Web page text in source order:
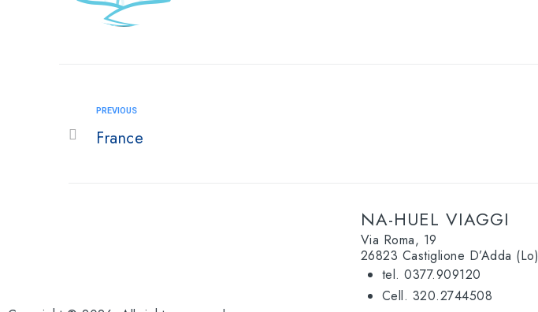
PREVIOUS
France
NA-HUEL VIAGGI
Via Roma, 19
26823 Castiglione D’Adda (Lo)
tel. 0377.909120
Cell. 320.2744508